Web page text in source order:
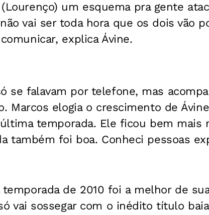
um esquema pra gente
vai ser toda hora que os dois vão
explica Ávine.
se falavam por telefone, mas
Marcos elogia o crescimento de
temporada. Ele ficou bem mais
também foi boa. Conheci pessoas
de 2010 foi a melhor de
vai sossegar com o inédito título